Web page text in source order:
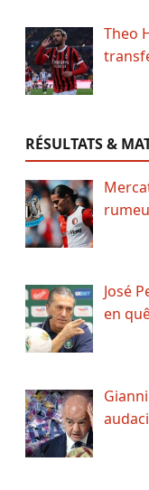
Theo
RÉSULTATS &
José
en